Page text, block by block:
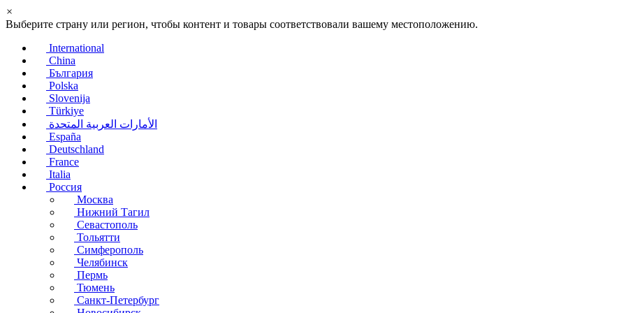
×
Выберите страну или регион, чтобы контент и товары соответствовали вашему местоположению.
International
China
България
Polska
Slovenija
Türkiye
الأمارات العربية المتحدة
España
Deutschland
France
Italia
Россия
Москва
Нижний Тагил
Севастополь
Тольятти
Симферополь
Челябинск
Пермь
Тюмень
Санкт-Петербург